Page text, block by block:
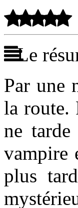
Le
Par une
la route.
ne
vampire
plus